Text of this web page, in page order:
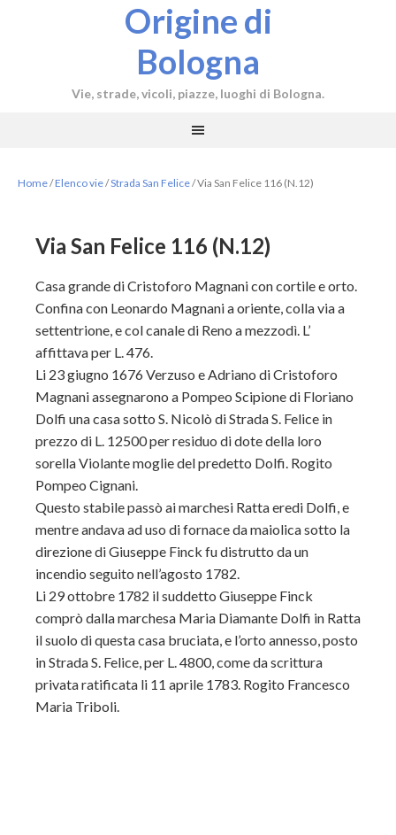
Origine di
Bologna
Vie, strade, vicoli, piazze, luoghi di Bologna.
Home/Elenco vie/Strada San Felice/Via San Felice 116 (N.12)
Via San Felice 116 (N.12)
Casa grande di Cristoforo Magnani con cortile e orto.
Confina con Leonardo Magnani a oriente, colla via a
settentrione, e col canale di Reno a mezzodì. L’
affittava per L. 476.
Li 23 giugno 1676 Verzuso e Adriano di Cristoforo
Magnani assegnarono a Pompeo Scipione di Floriano
Dolfi una casa sotto S. Nicolò di Strada S. Felice in
prezzo di L. 12500 per residuo di dote della loro
sorella Violante moglie del predetto Dolfi. Rogito
Pompeo Cignani.
Questo stabile passò ai marchesi Ratta eredi Dolfi, e
mentre andava ad uso di fornace da maiolica sotto la
direzione di Giuseppe Finck fu distrutto da un
incendio seguito nell’agosto 1782.
Li 29 ottobre 1782 il suddetto Giuseppe Finck
comprò dalla marchesa Maria Diamante Dolfi in Ratta
il suolo di questa casa bruciata, e l’orto annesso, posto
in Strada S. Felice, per L. 4800, come da scrittura
privata ratificata li 11 aprile 1783. Rogito Francesco
Maria Triboli.